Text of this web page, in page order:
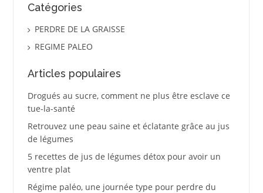
Catégories
PERDRE DE LA GRAISSE
REGIME PALEO
Articles populaires
Drogués au sucre, comment ne plus être esclave ce
tue-la-santé
Retrouvez une peau saine et éclatante grâce au jus
de légumes
5 recettes de jus de légumes détox pour avoir un
ventre plat
Régime paléo, une journée type pour perdre du